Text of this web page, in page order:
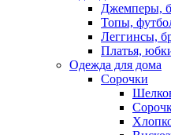
Джемперы,
Топы,
Леггинсы,
Платья,
Одежда для дома
Сорочки